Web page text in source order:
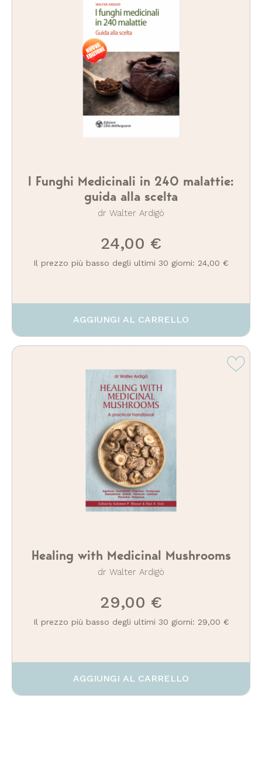
I Funghi Medicinali in 240 malattie:
guida alla scelta
dr Walter Ardigò
24,00 €
Il prezzo più basso degli ultimi 30 giorni: 24,00 €
AGGIUNGI AL CARRELLO
Healing with Medicinal Mushrooms
dr Walter Ardigò
29,00 €
Il prezzo più basso degli ultimi 30 giorni: 29,00 €
AGGIUNGI AL CARRELLO